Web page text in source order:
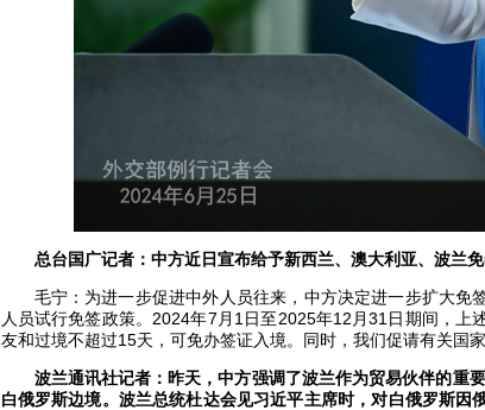
总台国广记者：中方近日宣布给予新西兰、澳大利亚、波兰
毛宁：为进一步促进中外人员往来，中方决定进一步扩大免
人员试行免签政策。2024年7月1日至2025年12月31日期间，上
友和过境不超过15天，可免办签证入境。同时，我们促请有关国
波兰通讯社记者：昨天，中方强调了波兰作为贸易伙伴的重
白俄罗斯边境。波兰总统杜达会见习近平主席时，对白俄罗斯因